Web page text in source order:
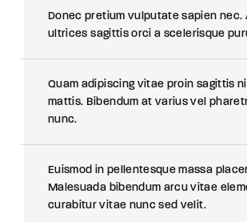
Donec pretium vulputate sapien nec.
ultrices sagittis orci a scelerisque
Quam adipiscing vitae proin sagittis
mattis. Bibendum at varius vel
nunc.
Euismod in pellentesque massa
Malesuada bibendum arcu vitae
curabitur vitae nunc sed velit.